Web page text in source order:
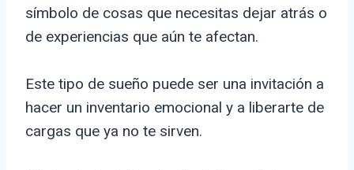
símbolo de cosas que necesitas dejar atrás o
de experiencias que aún te afectan.
Este tipo de sueño puede ser una invitación a
hacer un inventario emocional y a liberarte de
cargas que ya no te sirven.